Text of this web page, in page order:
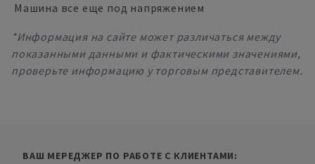
Машина все еще под напряжением
*Информация на сайте может различаться между
показанными данными и фактическими значениями,
проверьте информацию у торговым представителем.
ВАШ МЕРЕДЖЕР ПО РАБОТЕ С КЛИЕНТАМИ: